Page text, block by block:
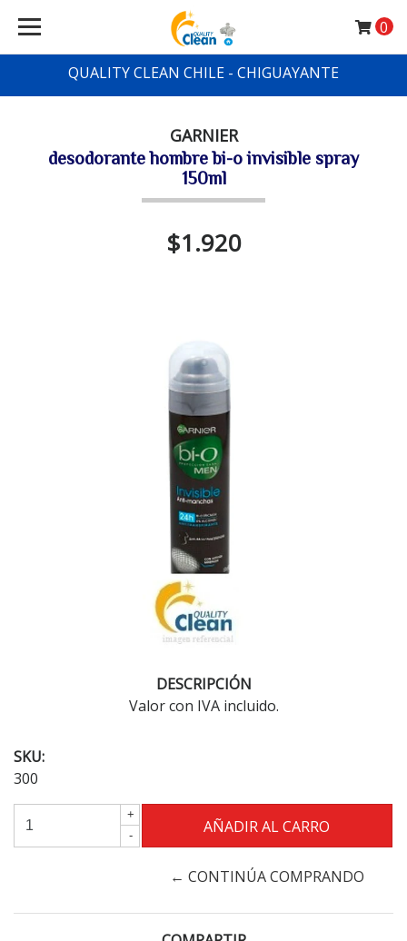
QUALITY CLEAN CHILE - CHIGUAYANTE
0
GARNIER
desodorante hombre bi-o invisible spray
150ml
$1.920
DESCRIPCIÓN
Valor con IVA incluido.
SKU:
300
+
-
← CONTINÚA COMPRANDO